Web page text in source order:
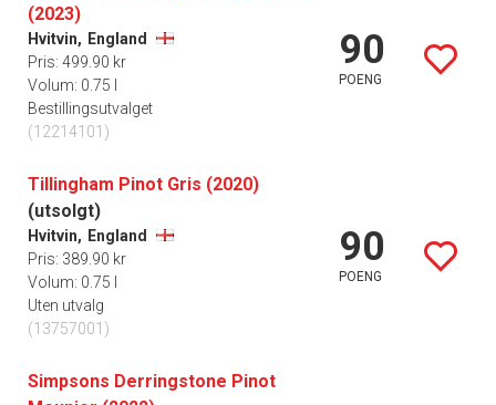
(2023)
Hvitvin, England
Pris: 499.90 kr
Volum: 0.75 l
Bestillingsutvalget
(12214101)
90
POENG
Tillingham Pinot Gris (2020)
(utsolgt)
Hvitvin, England
Pris: 389.90 kr
Volum: 0.75 l
Uten utvalg
(13757001)
90
POENG
Simpsons Derringstone Pinot